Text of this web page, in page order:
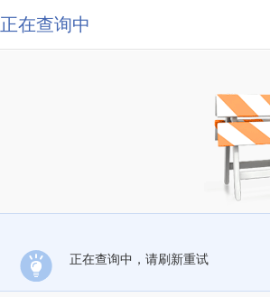
正在查询中
正在查询中，请刷新重试